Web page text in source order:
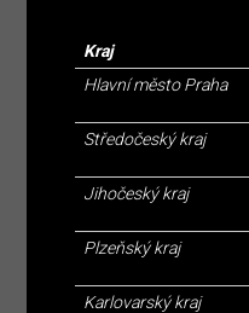
Kraj
Hlavní město Praha
Středočeský kraj
Jihočeský kraj
Plzeňský kraj
Karlovarský kraj